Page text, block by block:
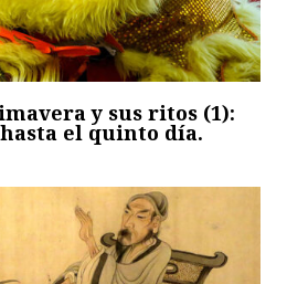
y sus ritos (1):
el quinto día.